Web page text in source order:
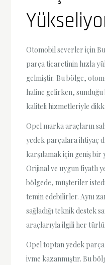
Otomobil severler için
parça ticaretinin hızla
gelmiştir. Bu bölge,
haline gelirken,
kaliteli hizmetleriyle
Opel marka araçların
yedek parçalara ihtiyaç
karşılamak için geniş bir
Orijinal ve uygun fiyatlı
bölgede, müşteriler
temin edebilirler. Aynı
sağladığı teknik destek
araçlarıyla ilgili her
Opel toptan yedek
ivme kazanmıştır. Bu